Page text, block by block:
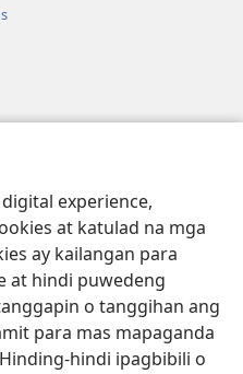
experience,
at katulad na mga
ay kailangan para
at hindi puwedeng
o tanggihan ang
para mas mapaganda
hindi ipagbibili o